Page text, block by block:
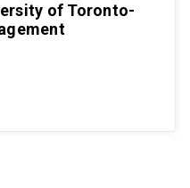
of Toronto-